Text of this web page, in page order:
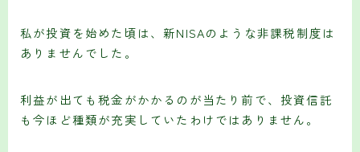
私が投資を始めた頃は、新NISAのような非課税制度は
ありませんでした。
利益が出ても税金がかかるのが当たり前で、投資信託
も今ほど種類が充実していたわけではありません。